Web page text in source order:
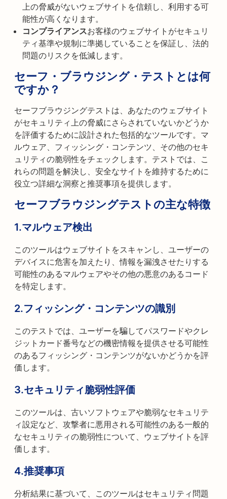
上の脅威がないウェブサイトを信頼し、利用する可
能性が高くなります。
コンプライアンスお客様のウェブサイトがセキュリ
ティ基準や規制に準拠していることを保証し、法的
問題のリスクを低減します。
セーフ・ブラウジング・テストとは何
ですか？
セーフブラウジングテストは、あなたのウェブサイト
がセキュリティ上の脅威にさらされていないかどうか
を評価するために設計された包括的なツールです。マ
ルウェア、フィッシング・コンテンツ、その他のセキ
ュリティの脆弱性をチェックします。テストでは、こ
れらの問題を解決し、安全なサイトを維持するために
役立つ詳細な洞察と推奨事項を提供します。
セーフブラウジングテストの主な特徴
1.マルウェア検出
このツールはウェブサイトをスキャンし、ユーザーの
デバイスに危害を加えたり、情報を漏洩させたりする
可能性のあるマルウェアやその他の悪意のあるコード
を特定します。
2.フィッシング・コンテンツの識別
このテストでは、ユーザーを騙してパスワードやクレ
ジットカード番号などの機密情報を提供させる可能性
のあるフィッシング・コンテンツがないかどうかを評
価します。
3.セキュリティ脆弱性評価
このツールは、古いソフトウェアや脆弱なセキュリテ
ィ設定など、攻撃者に悪用される可能性のある一般的
なセキュリティの脆弱性について、ウェブサイトを評
価します。
4.推奨事項
分析結果に基づいて、このツールはセキュリティ問題